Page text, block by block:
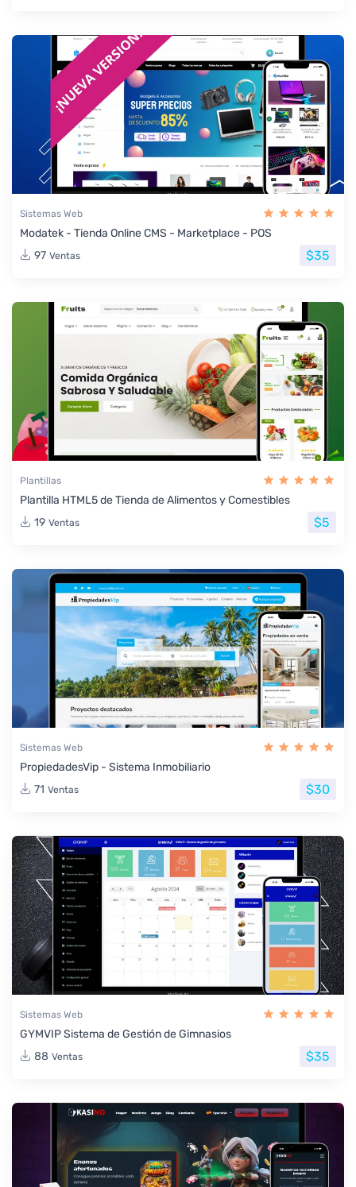
Sistemas Web
Modatek - Tienda Online CMS - Marketplace - POS
97 Ventas $35
Plantillas
Plantilla HTML5 de Tienda de Alimentos y Comestibles
19 Ventas $5
Sistemas Web
PropiedadesVip - Sistema Inmobiliario
71 Ventas $30
Sistemas Web
GYMVIP Sistema de Gestión de Gimnasios
88 Ventas $35